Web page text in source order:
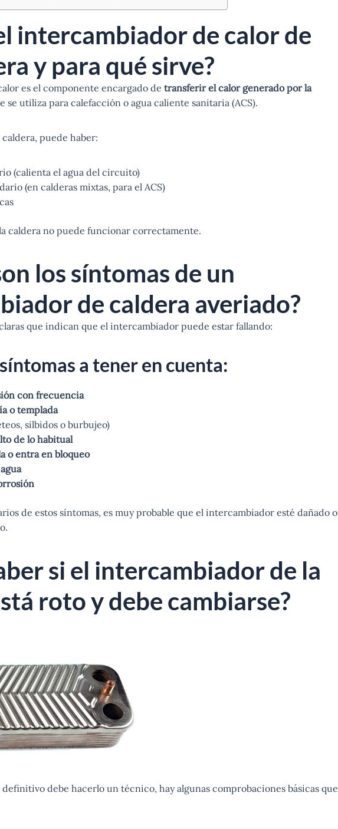
intercambiador de calor de
y para qué sirve?
es el componente encargado de transferir el calor generado por la
se utiliza para calefacción o agua caliente sanitaria (ACS).
puede haber:
(calienta el agua del circuito)
(en calderas mixtas, para el ACS)
caldera no puede funcionar correctamente.
los síntomas de un
de caldera averiado?
que indican que el intercambiador puede estar fallando:
a tener en cuenta:
con frecuencia
o templada
silbidos o burbujeo)
de lo habitual
o entra en bloqueo
de estos síntomas, es muy probable que el intercambiador esté dañado o
si el intercambiador de la
roto y debe cambiarse?
debe hacerlo un técnico, hay algunas comprobaciones básicas que